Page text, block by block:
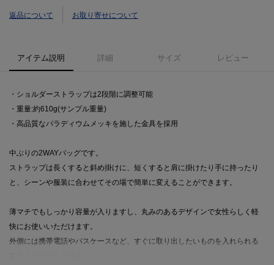
返品について お取り寄せについて
アイテム説明 詳細 サイズ レビュー
・ショルダーストラップは2段階に調整可能
・重量:約610g(サンプル重量)
・高品質なパラディウムメッキを施した金具を採用
中ぶりの2WAYバッグです。
ストラップは長くすると斜め掛けに、短くすると肩に掛けたり手に持ったり
と、シーンや服装に合わせてその場で簡単に変えることができます。
薄マチでもしっかり容量が入りますし、丸みのあるデザインで女性らしく軽
快にお使いいただけます。
外側には携帯電話やパスケースなど、すぐに取り出したいものを入れられる